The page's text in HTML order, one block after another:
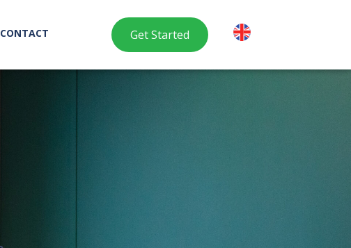
CONTACT Get Started